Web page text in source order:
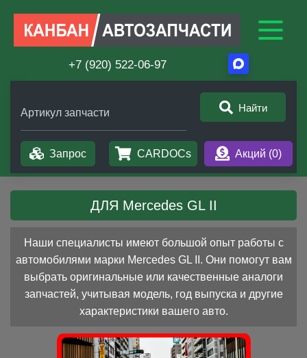
+7 (920) 522-06-97
Артикул запчасти Найти
Запрос CARDOCs Акций (0)
ДЛЯ Mercedes GL II
Наши специалисты имеют большой опыт работы с
автомобилями марки Mercedes GL II. Они помогут вам
выбрать оригинальные или качественные аналоги
запчастей, учитывая модель, год выпуска и другие
характеристики вашего авто.